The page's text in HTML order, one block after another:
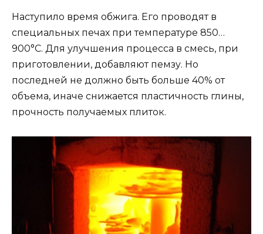
Наступило время обжига. Его проводят в
специальных печах при температуре 850…
900°С. Для улучшения процесса в смесь, при
приготовлении, добавляют пемзу. Но
последней не должно быть больше 40% от
объема, иначе снижается пластичность глины,
прочность получаемых плиток.